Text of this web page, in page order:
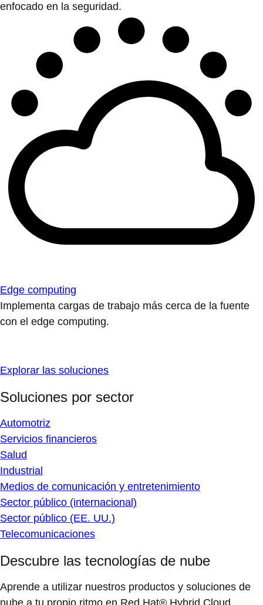
enfocado en la seguridad.
Edge computing
Implementa cargas de trabajo más cerca de la fuente
con el edge computing.
Explorar las soluciones
Soluciones por sector
Automotriz
Servicios financieros
Salud
Industrial
Medios de comunicación y entretenimiento
Sector público (internacional)
Sector público (EE. UU.)
Telecomunicaciones
Descubre las tecnologías de nube
Aprende a utilizar nuestros productos y soluciones de
nube a tu propio ritmo en Red Hat® Hybrid Cloud